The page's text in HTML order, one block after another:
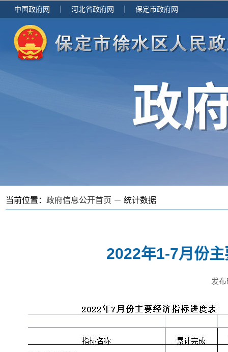
中国政府网 河北省政府网 保定市政府网
当前位置： 政府信息公开首页 － 统计数据
2022年1-7月份
发